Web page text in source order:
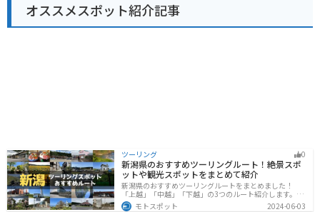
地元産の新鮮な野菜や果物です。特に、丹波栗や黒豆を
使ったお菓子は人気のお土産です。
オススメスポット紹介記事
ツーリング 0
新潟県のおすすめツーリングルート！絶景スポ
ットや観光スポットをまとめて紹介
新潟県のおすすめツーリングルートをまとめました！
「上越」「中越」「下越」の3つのルート紹介します。自
然豊かな山と海、グルメも充実しており、自然を満喫す
モトスポット
2024-06-03